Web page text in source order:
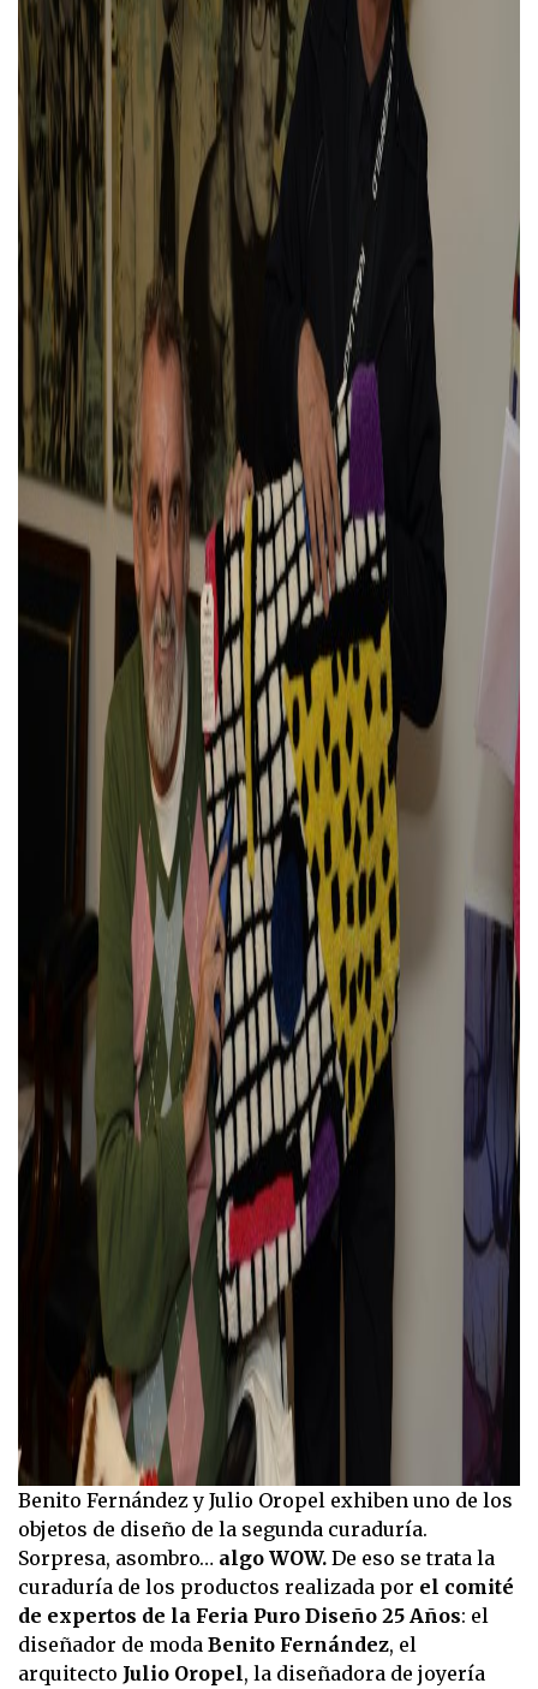
Benito Fernández y Julio Oropel exhiben uno de los
objetos de diseño de la segunda curaduría.
Sorpresa, asombro… algo WOW. De eso se trata la
curaduría de los productos realizada por el comité
de expertos de la Feria Puro Diseño 25 Años: el
diseñador de moda Benito Fernández, el
arquitecto Julio Oropel, la diseñadora de joyería